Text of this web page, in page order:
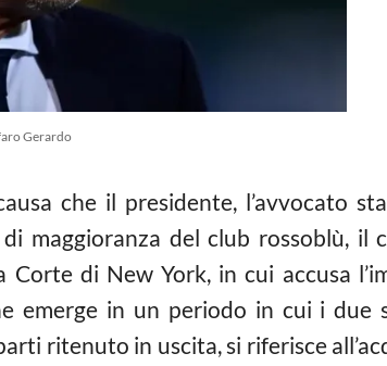
Gerardo
che il presidente, l’avvocato
maggioranza del club rossoblù, il
di New York, in cui accusa
emerge in un periodo in cui i due
ritenuto in uscita, si riferisce